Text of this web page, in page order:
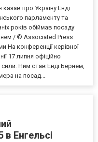
про Україну Енді
парламенту та
років обіймав посаду
/ © Associated Press
На конференції керівної
17 липня офіційно
Ним став Енді Бернем,
на посад...
Енгельсі